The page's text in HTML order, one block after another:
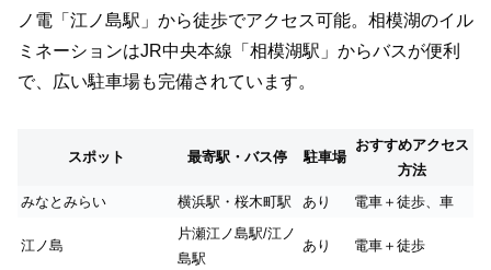
ノ電「江ノ島駅」から徒歩でアクセス可能。相模湖のイル
ミネーションはJR中央本線「相模湖駅」からバスが便利
で、広い駐車場も完備されています。
スポット 最寄駅・バス停 駐車場
おすすめアクセス
方法
みなとみらい
横浜駅・桜木町駅 あり 電車＋徒歩、車
江ノ島
片瀬江ノ島駅/江ノ
島駅
あり 電車＋徒歩